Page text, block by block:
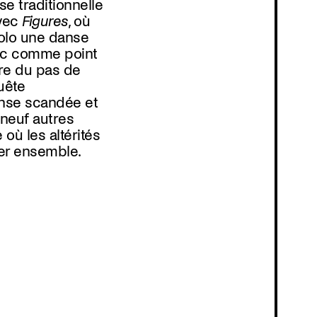
traditionnelle
Figures, où
une danse
comme point
du pas de
scandée et
autres
où les altérités
ensemble.